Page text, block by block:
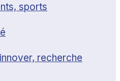
sports
recherche